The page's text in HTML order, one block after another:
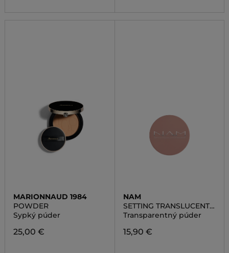
MARIONNAUD 1984
POWDER
Sypký púder
25,00 €
NAM
SETTING TRANSLUCENT
POWDER
Transparentný púder
15,90 €